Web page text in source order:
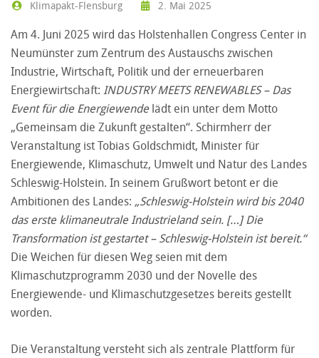
Klimapakt-Flensburg 2. Mai 2025
Am 4. Juni 2025 wird das Holstenhallen Congress Center in
Neumünster zum Zentrum des Austauschs zwischen
Industrie, Wirtschaft, Politik und der erneuerbaren
Energiewirtschaft: INDUSTRY MEETS RENEWABLES – Das
Event für die Energiewende lädt ein unter dem Motto
„Gemeinsam die Zukunft gestalten“. Schirmherr der
Veranstaltung ist Tobias Goldschmidt, Minister für
Energiewende, Klimaschutz, Umwelt und Natur des Landes
Schleswig-Holstein. In seinem Grußwort betont er die
Ambitionen des Landes: „Schleswig-Holstein wird bis 2040
das erste klimaneutrale Industrieland sein. […] Die
Transformation ist gestartet – Schleswig-Holstein ist bereit.“
Die Weichen für diesen Weg seien mit dem
Klimaschutzprogramm 2030 und der Novelle des
Energiewende- und Klimaschutzgesetzes bereits gestellt
worden.
Die Veranstaltung versteht sich als zentrale Plattform für